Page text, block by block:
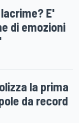
E'
di emozioni
la prima
da record